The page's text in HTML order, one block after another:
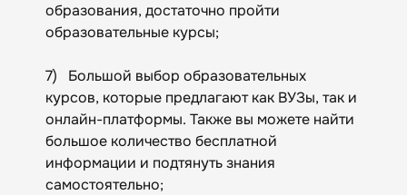
образования, достаточно пройти
образовательные курсы;
7) Большой выбор образовательных
курсов, которые предлагают как ВУЗы, так и
онлайн-платформы. Также вы можете найти
большое количество бесплатной
информации и подтянуть знания
самостоятельно;